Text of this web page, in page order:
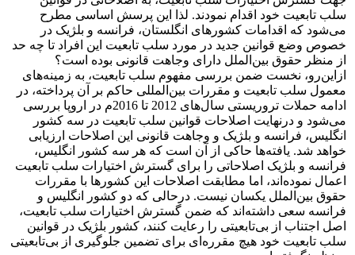
سلب تابعیت خود اقدام نمودند. لذا این پرسش اساسی مطرح
می‌شود که اقدامات کشورهای انگلستان، فرانسه و بلژیک در
خصوص وضع قوانین جدید در مورد سلب تابعیت این افراد تا چه حد
از منظر حقوق بین‌الملل دارای وجاهت قانونی بوده است؟
از‌این‌رو، نخست ضمن بررسی مفهوم سلب تابعیت، به زمینه‌های
معمول سلب تابعیت و مقررات بین‌المللی حاکم بر آن پرداخته، در
ادامه حملات تروریستی سال‌های 2012 تا 2016م در اروپا بررسی
می‌شود و درنهایت اصلاحات قوانین سلب تابعیت در سه کشور
انگلیس، فرانسه و بلژیک و وجاهت قانونی این اصلاحات ارزیابی
خواهد شد. یافته‌ها حاکی از آن است که هر سه کشور انگلیس،
فرانسه و بلژیک اصلاحاتی را برای گسترش اختیارات سلب تابعیت
اعمال نموده‌اند، اما مطابقت اصلاحات این کشورها با مقررات
حقوق بین‌الملل یکسان نیست. درحالی که دو کشور انگلیس و
فرانسه سعی داشته‌اند که ضمن گسترش اختیارات سلب تابعیت،
اصل اجتناب از بی‌تابعیتی را رعایت کنند، کشور بلژیک در قوانین
سلب تابعیت خود هیچ مقرره‌ای برای تضمین جلوگیری از بی‌تابعیتی